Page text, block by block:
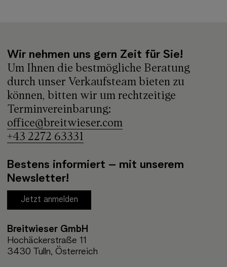
Wir nehmen uns gern Zeit für Sie!
Um Ihnen die bestmögliche Beratung
durch unser Verkaufsteam bieten zu
können, bitten wir um rechtzeitige
Terminvereinbarung:
office@breitwieser.com
+43 2272 63331
Bestens informiert – mit unserem
Newsletter!
Jetzt anmelden
Breitwieser GmbH
Hochäckerstraße 11
3430 Tulln, Österreich